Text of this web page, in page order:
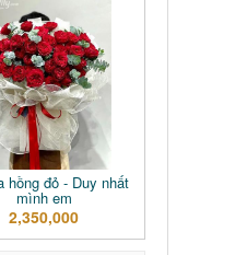
hồng đỏ - Duy nhất
mình em
2,350,000